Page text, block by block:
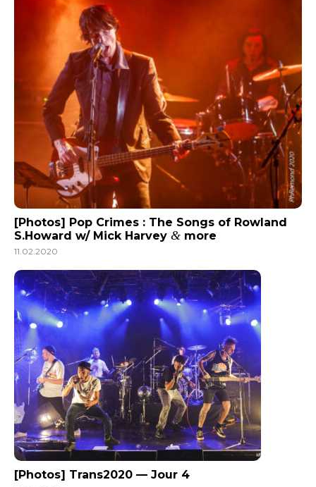
[Photos] Pop Crimes : The Songs of Rowland
S.Howard w/ Mick Harvey & more
11.02.2020
[Photos] Trans2020 — Jour 4